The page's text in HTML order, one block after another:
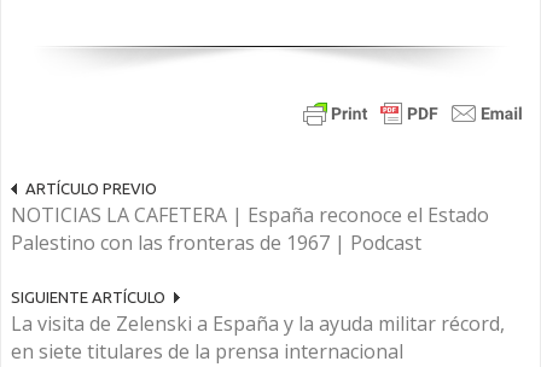
ARTÍCULO PREVIO
NOTICIAS LA CAFETERA | España reconoce el Estado
Palestino con las fronteras de 1967 | Podcast
SIGUIENTE ARTÍCULO
La visita de Zelenski a España y la ayuda militar récord,
en siete titulares de la prensa internacional